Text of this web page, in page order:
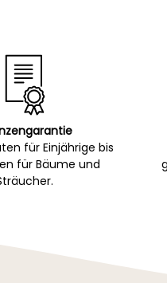
für Einjährige bis
für Bäume und